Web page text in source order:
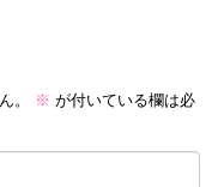
。 ※ が付いている欄は必